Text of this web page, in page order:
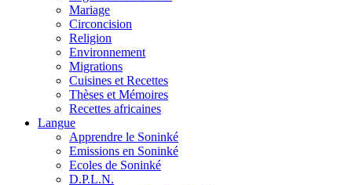
Mariage
Circoncision
Religion
Environnement
Migrations
Cuisines et Recettes
Thèses et Mémoires
Recettes africaines
Langue
Apprendre le Soninké
Emissions en Soninké
Ecoles de Soninké
D.P.L.N.